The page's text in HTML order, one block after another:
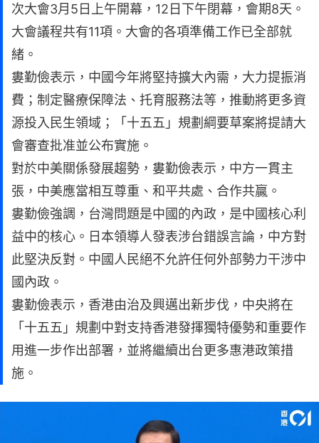
次大會3月5日上午開幕，12日下午閉幕，會期8天。
大會議程共有11項。大會的各項準備工作已全部就
緒。
婁勤儉表示，中國今年將堅持擴大內需，大力提振消
費；制定醫療保障法、托育服務法等，推動將更多資
源投入民生領域；「十五五」規劃綱要草案將提請大
會審查批准並公布實施。
對於中美關係發展趨勢，婁勤儉表示，中方一貫主
張，中美應當相互尊重、和平共處、合作共贏。
婁勤儉強調，台灣問題是中國的內政，是中國核心利
益中的核心。日本領導人發表涉台錯誤言論，中方對
此堅決反對。中國人民絕不允許任何外部勢力干涉中
國內政。
婁勤儉表示，香港由治及興邁出新步伐，中央將在
「十五五」規劃中對支持香港發揮獨特優勢和重要作
用進一步作出部署，並將繼續出台更多惠港政策措
施。